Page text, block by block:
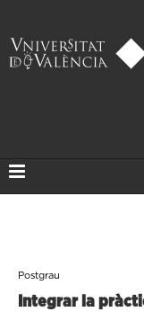
Postgrau
Integrar la